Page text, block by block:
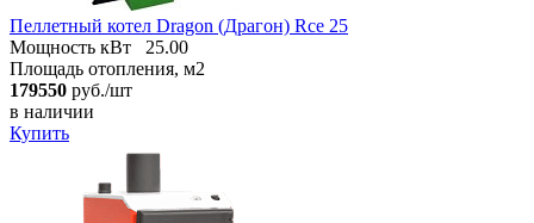
Пеллетный котел Dragon (Драгон) Rce 25
Мощность кВт
25.00
Площадь отопления, м2
179550 руб./шт
в наличии
Купить